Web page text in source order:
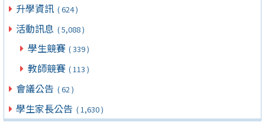
升學資訊 ( 624 )
活動訊息 ( 5,088 )
學生競賽 ( 339 )
教師競賽 ( 113 )
會議公告 ( 62 )
學生家長公告 ( 1,630 )